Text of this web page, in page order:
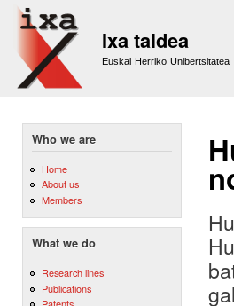
Ixa taldea
Euskal Herriko Unibertsitatea
Who we are
Home
About us
Members
What we do
Research lines
Publications